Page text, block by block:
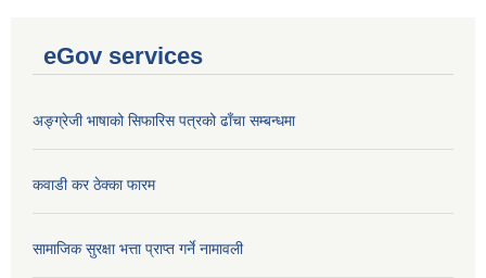
eGov services
अङ्ग्रेजी भाषाको सिफारिस पत्रको ढाँचा सम्बन्धमा
कवाडी कर ठेक्का फारम
सामाजिक सुरक्षा भत्ता प्राप्त गर्ने नामावली